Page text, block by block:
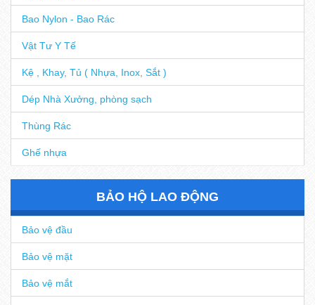
Bao Nylon - Bao Rác
Vật Tư Y Tế
Kệ , Khay, Tủ ( Nhựa, Inox, Sắt )
Dép Nhà Xưởng, phòng sạch
Thùng Rác
Ghế nhựa
BẢO HỘ LAO ĐỘNG
Bảo vệ đầu
Bảo vệ mặt
Bảo vệ mắt